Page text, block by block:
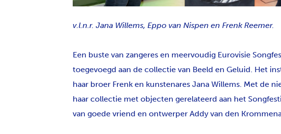
v.l.n.r. Jana Willems, Eppo van Nispen en Frenk Reemer.
Een buste van zangeres en meervoudig Eurovisie
toegevoegd aan de collectie van Beeld en Geluid. Het
haar broer Frenk en kunstenares Jana Willems. Met de
haar collectie met objecten gerelateerd aan het
van goede vriend en ontwerper Addy van den